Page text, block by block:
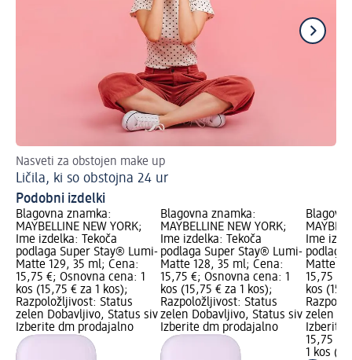
Nasveti za obstojen make up
Ličila, ki so obstojna 24 ur
Podobni izdelki
Blagovna znamka:
MAYBELLINE NEW YORK;
Ime izdelka: Tekoča
podlaga Super Stay® Lumi-
Matte 129, 35 ml; Cena:
15,75 €; Osnovna cena: 1
kos (15,75 € za 1 kos);
Razpoložljivost: Status
zelen Dobavljivo, Status siv
Izberite dm prodajalno
Blagovna znamka:
MAYBELLINE NEW YORK;
Ime izdelka: Tekoča
podlaga Super Stay® Lumi-
Matte 128, 35 ml; Cena:
15,75 €; Osnovna cena: 1
kos (15,75 € za 1 kos);
Razpoložljivost: Status
zelen Dobavljivo, Status siv
Izberite dm prodajalno
Ime
podlaga
Matte
15,75 €;
kos
zelen
Izberite
15,75 €
1 kos